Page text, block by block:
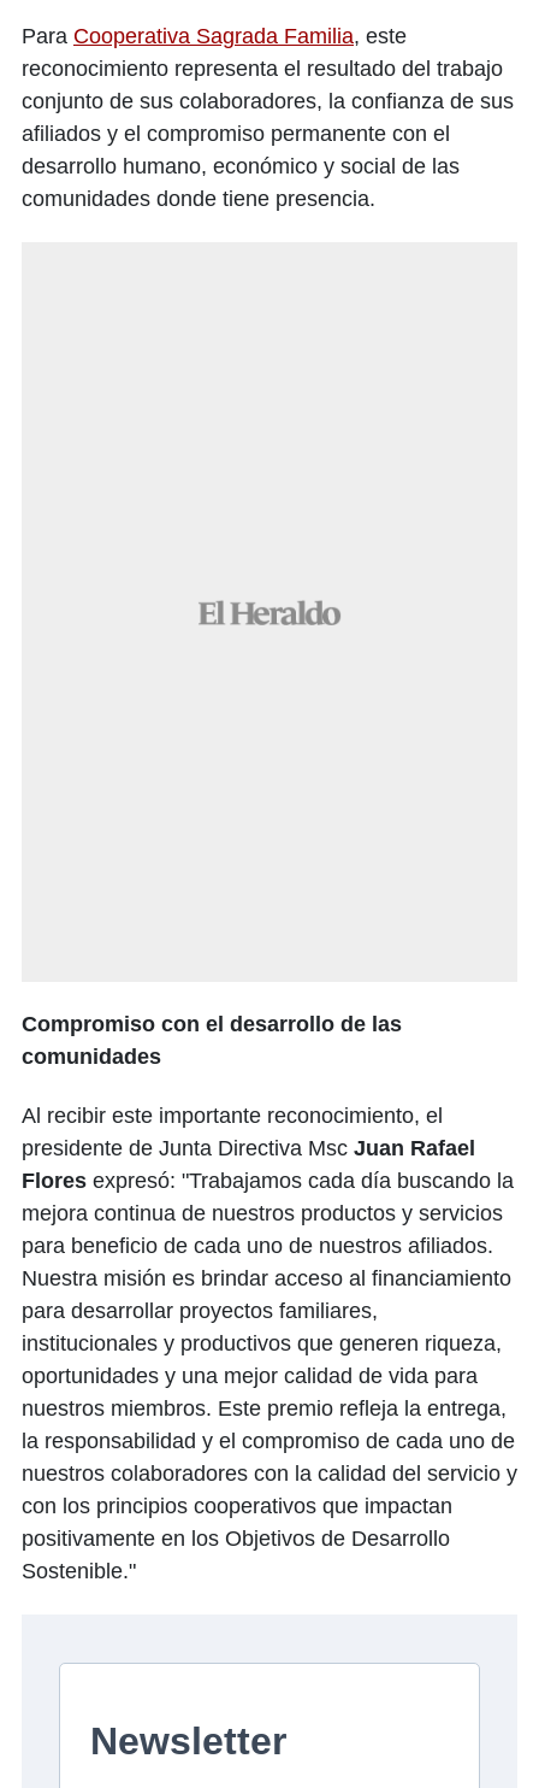
Para Cooperativa Sagrada Familia, este
reconocimiento representa el resultado del trabajo
conjunto de sus colaboradores, la confianza de sus
afiliados y el compromiso permanente con el
desarrollo humano, económico y social de las
comunidades donde tiene presencia.
Compromiso con el desarrollo de las
comunidades
Al recibir este importante reconocimiento, el
presidente de Junta Directiva Msc Juan Rafael
Flores expresó: "Trabajamos cada día buscando la
mejora continua de nuestros productos y servicios
para beneficio de cada uno de nuestros afiliados.
Nuestra misión es brindar acceso al financiamiento
para desarrollar proyectos familiares,
institucionales y productivos que generen riqueza,
oportunidades y una mejor calidad de vida para
nuestros miembros. Este premio refleja la entrega,
la responsabilidad y el compromiso de cada uno de
nuestros colaboradores con la calidad del servicio y
con los principios cooperativos que impactan
positivamente en los Objetivos de Desarrollo
Sostenible."